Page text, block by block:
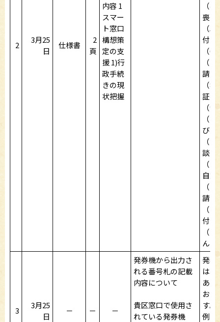
2
3月25
日
仕様書
2
頁
内容 1
スマー
ト窓口
構想策
定の支
援 1)行
政手続
きの現
状把握
（4
喪失
（5
付
（6
（7
請交
（8
証番
（9
（
び還
（
談
（
自動
（
請
（
付
（
ん乗
3
3月25
日
－ － －
発券機から出力さ
れる番号札の記載
内容について
貴区窓口で使用さ
れている発券機
発券
は本
あり
おり
す。
例：